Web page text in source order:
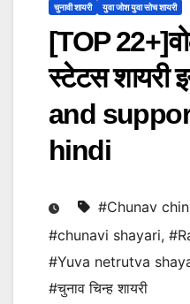
चुनावी शायरी युवा जोश युवा सोच शायरी
[TOP
स्टेटस शायरी
and
hindi
#Chunav
#chunavi shayari,
#Yuva netrutva
#चुनाव चिन्ह शायरी